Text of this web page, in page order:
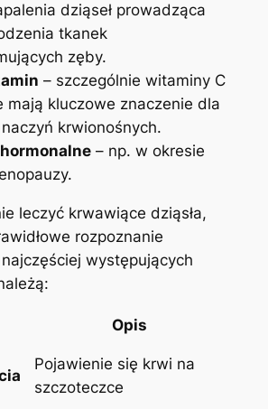
dziąseł prowadząca
tkanek
zęby.
– szczególnie witaminy C
mają kluczowe znaczenie dla
krwionośnych.
– np. w okresie
leczyć krwawiące dziąsła,
rozpoznanie
występujących
Opis
Pojawienie się krwi na
szczoteczce